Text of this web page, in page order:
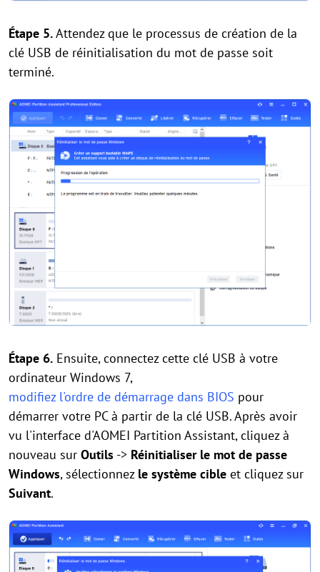
Étape 5.Attendez que le processus de création de la
clé USB de réinitialisation du mot de passe soit
terminé.
Étape 6. Ensuite, connectez cette clé USB à votre
ordinateur Windows 7,
modifiez l'ordre de démarrage dans BIOS pour
démarrer votre PC à partir de la clé USB. Après avoir
vu l'interface d'AOMEI Partition Assistant, cliquez à
nouveau sur Outils -> Réinitialiser le mot de passe
Windows, sélectionnez le système cible et cliquez sur
Suivant.